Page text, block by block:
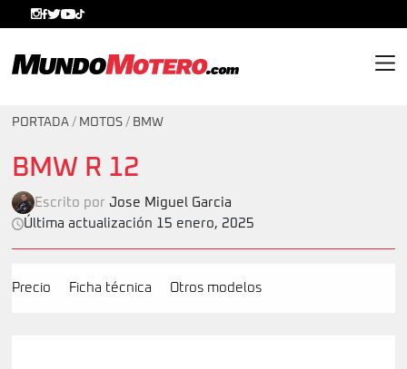
PORTADA / MOTOS / BMW
BMW R 12
Escrito por Jose Miguel Garcia
Última actualización 15 enero, 2025
Precio Ficha técnica Otros modelos